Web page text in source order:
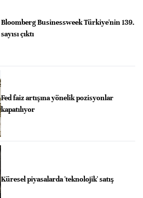
Bloomberg Businessweek Türkiye'nin 139.
sayısı çıktı
Fed faiz artışına yönelik pozisyonlar
kapatılıyor
Küresel piyasalarda 'teknolojik' satış